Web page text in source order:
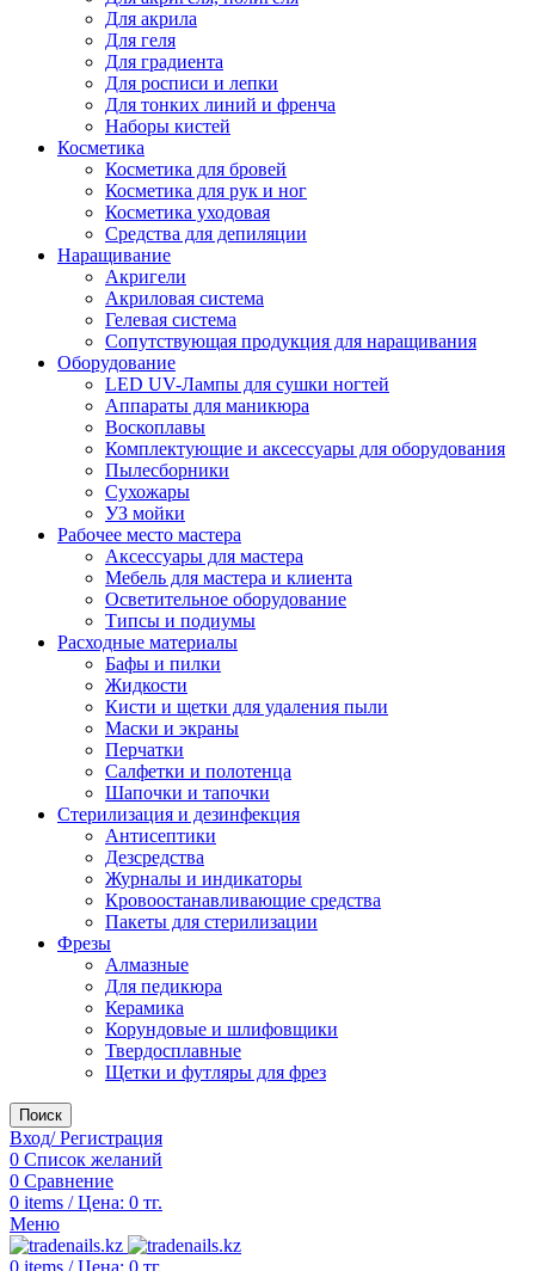
Для акрила
Для геля
Для градиента
Для росписи и лепки
Для тонких линий и френча
Наборы кистей
Косметика
Косметика для бровей
Косметика для рук и ног
Косметика уходовая
Средства для депиляции
Наращивание
Акригели
Акриловая система
Гелевая система
Сопутствующая продукция для наращивания
Оборудование
LED UV-Лампы для сушки ногтей
Аппараты для маникюра
Воскоплавы
Комплектующие и аксессуары для оборудования
Пылесборники
Сухожары
УЗ мойки
Рабочее место мастера
Аксессуары для мастера
Мебель для мастера и клиента
Осветительное оборудование
Типсы и подиумы
Расходные материалы
Бафы и пилки
Жидкости
Кисти и щетки для удаления пыли
Маски и экраны
Перчатки
Салфетки и полотенца
Шапочки и тапочки
Стерилизация и дезинфекция
Антисептики
Дезсредства
Журналы и индикаторы
Кровоостанавливающие средства
Пакеты для стерилизации
Фрезы
Алмазные
Для педикюра
Керамика
Корундовые и шлифовщики
Твердосплавные
Щетки и футляры для фрез
Поиск
Вход/ Регистрация
0 Список желаний
0 Сравнение
0 items / Цена: 0 тг.
Меню
0 items / Цена: 0 тг.